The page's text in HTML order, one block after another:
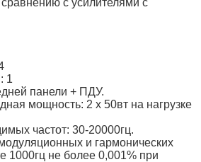
с усилителями с
1
панели + ПДУ.
мощность: 2 х 50вт на нагрузке
частот: 30-20000гц.
и гармонических
1000гц не более 0,001% при